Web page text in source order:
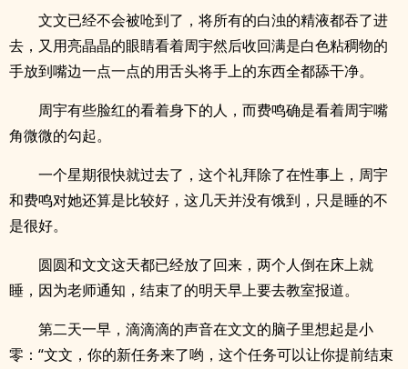
文文已经不会被呛到了，将所有的白浊的精液都吞了进
去，又用亮晶晶的眼睛看着周宇然后收回满是白色粘稠物的
手放到嘴边一点一点的用舌头将手上的东西全都舔干净。
周宇有些脸红的看着身下的人，而费鸣确是看着周宇嘴
角微微的勾起。
一个星期很快就过去了，这个礼拜除了在性事上，周宇
和费鸣对她还算是比较好，这几天并没有饿到，只是睡的不
是很好。
圆圆和文文这天都已经放了回来，两个人倒在床上就
睡，因为老师通知，结束了的明天早上要去教室报道。
第二天一早，滴滴滴的声音在文文的脑子里想起是小
零：“文文，你的新任务来了哟，这个任务可以让你提前结束